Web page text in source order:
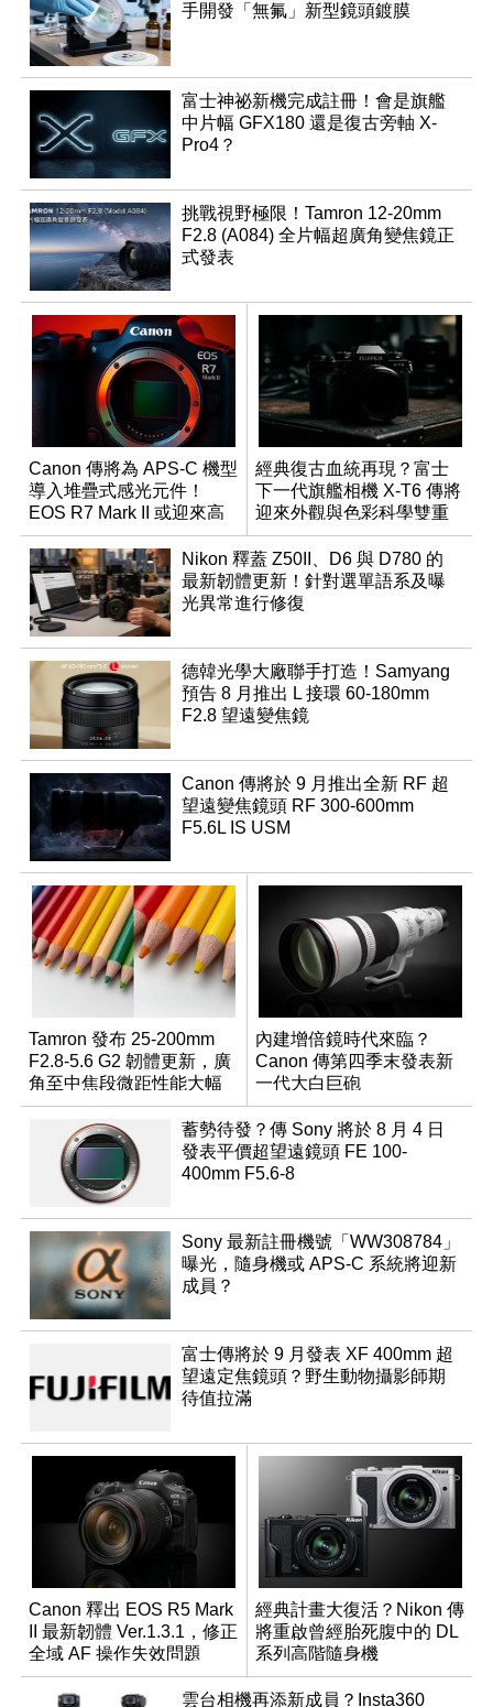
手開發「無氟」新型鏡頭鍍膜
富士神祕新機完成註冊！會是旗艦
中片幅 GFX180 還是復古旁軸 X-
Pro4？
挑戰視野極限！Tamron 12-20mm
F2.8 (A084) 全片幅超廣角變焦鏡正
式發表
Canon 傳將為 APS-C 機型
導入堆疊式感光元件！
EOS R7 Mark II 或迎來高
速讀出升級
經典復古血統再現？富士
下一代旗艦相機 X-T6 傳將
迎來外觀與色彩科學雙重
優化
Nikon 釋蓋 Z50II、D6 與 D780 的
最新韌體更新！針對選單語系及曝
光異常進行修復
德韓光學大廠聯手打造！Samyang
預告 8 月推出 L 接環 60-180mm
F2.8 望遠變焦鏡
Canon 傳將於 9 月推出全新 RF 超
望遠變焦鏡頭 RF 300-600mm
F5.6L IS USM
Tamron 發布 25-200mm
F2.8-5.6 G2 韌體更新，廣
角至中焦段微距性能大幅
升級
內建增倍鏡時代來臨？
Canon 傳第四季末發表新
一代大白巨砲
蓄勢待發？傳 Sony 將於 8 月 4 日
發表平價超望遠鏡頭 FE 100-
400mm F5.6-8
Sony 最新註冊機號「WW308784」
曝光，隨身機或 APS-C 系統將迎新
成員？
富士傳將於 9 月發表 XF 400mm 超
望遠定焦鏡頭？野生動物攝影師期
待值拉滿
Canon 釋出 EOS R5 Mark
II 最新韌體 Ver.1.3.1，修正
全域 AF 操作失效問題
經典計畫大復活？Nikon 傳
將重啟曾經胎死腹中的 DL
系列高階隨身機
雲台相機再添新成員？Insta360